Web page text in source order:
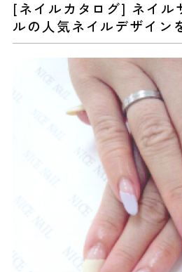
おすすめクーポン
料金メニュー
コンセプト
よくあるご質問
ご利用の流れ
取り扱いカラー
[ネイルカタログ] ネイル
ルの人気ネイルデザイン